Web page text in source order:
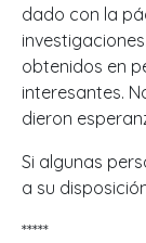
dado con la
obtenidos en
interesantes.
dieron
Si algunas
a su
*****